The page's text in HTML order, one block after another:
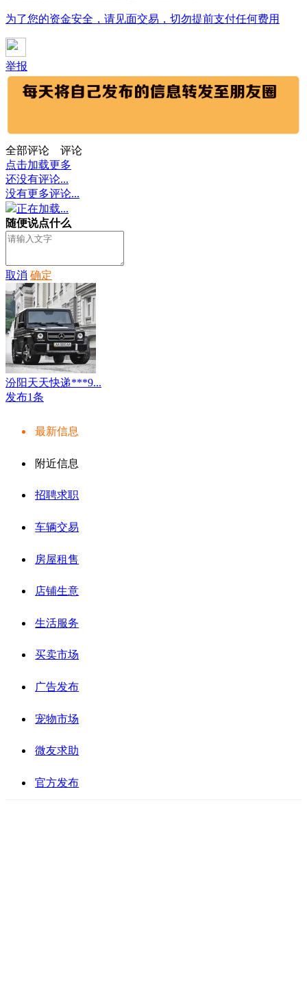
为了您的资金安全，请见面交易，切勿提前支付任何费用
举报
全部评论
评论
点击加载更多
还没有评论...
没有更多评论...
正在加载...
随便说点什么
取消 确定
汾阳天天快递***9...
发布1条
最新信息
附近信息
招聘求职
车辆交易
房屋租售
店铺生意
生活服务
买卖市场
广告发布
宠物市场
微友求助
官方发布